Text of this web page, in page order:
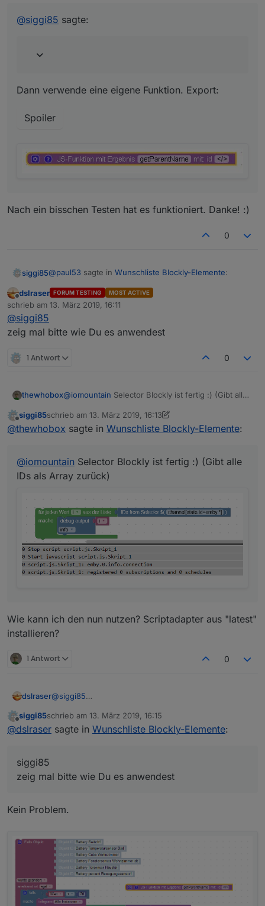
@siggi85 sagte:
Dann verwende eine eigene Funktion. Export:
Spoiler
Nach ein bisschen Testen hat es funktioniert. Danke! :)
0
siggi85@paul53 sagte in Wunschliste Blockly-Elemente:
@siggi85sagte:
aber diese eine Funktion fände ich schon
Spoiler
Nach ein bisschen Testen hat es funktioniert. Danke! :)
Offline
dslraser FORUM TESTING MOST ACTIVE
schrieb am 13. März 2019, 16:11
zuletzt editiert von
@siggi85
zeig mal bitte wie Du es anwendest
1 Antwort 0
thewhobox@iomountain Selector Blockly ist fertig :) (Gibt alle
Offline
siggi85schrieb am 13. März 2019, 16:13
zuletzt editiert von siggi85
@thewhobox sagte in Wunschliste Blockly-Elemente:
@iomountain Selector Blockly ist fertig :) (Gibt alle
IDs als Array zurück)
Wie kann ich den nun nutzen? Scriptadapter aus "latest"
installieren?
1 Antwort 0
dslraser@siggi85
Offline
siggi85schrieb am 13. März 2019, 16:15
zuletzt editiert von
@dslraser sagte in Wunschliste Blockly-Elemente:
siggi85
zeig mal bitte wie Du es anwendest
Kein Problem.